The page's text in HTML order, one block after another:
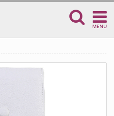
MENU